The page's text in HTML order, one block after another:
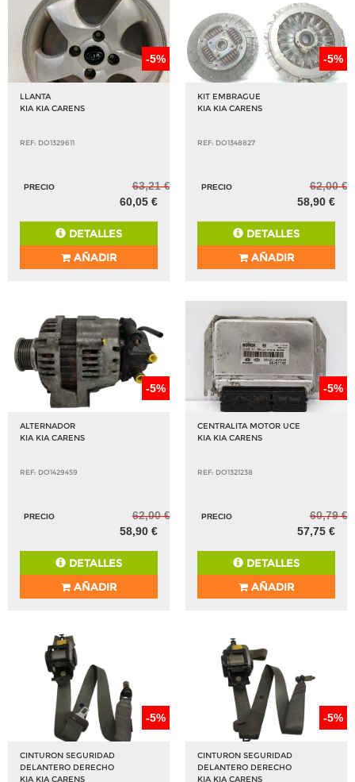
-5%
LLANTA
KIA KIA CARENS
REF: DO1329611
PRECIO
63,21 €
60,05 €
DETALLES
AÑADIR
-5%
KIT EMBRAGUE
KIA KIA CARENS
REF: DO1348827
PRECIO
62,00 €
58,90 €
DETALLES
AÑADIR
-5%
ALTERNADOR
KIA KIA CARENS
REF: DO1429459
PRECIO
62,00 €
58,90 €
DETALLES
AÑADIR
-5%
CENTRALITA MOTOR UCE
KIA KIA CARENS
REF: DO1321238
PRECIO
60,79 €
57,75 €
DETALLES
AÑADIR
-5%
CINTURON SEGURIDAD
DELANTERO DERECHO
KIA KIA CARENS
-5%
CINTURON SEGURIDAD
DELANTERO DERECHO
KIA KIA CARENS